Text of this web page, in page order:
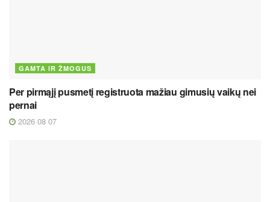
GAMTA IR ŽMOGUS
Per pirmąjį pusmetį registruota mažiau gimusių vaikų nei
pernai
2026 08 07